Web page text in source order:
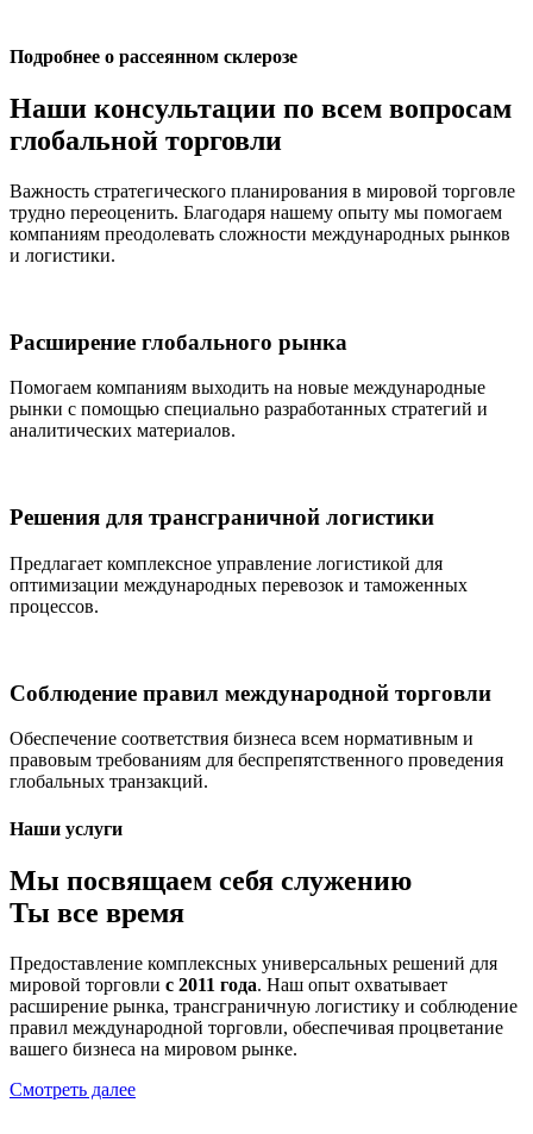
Подробнее о рассеянном склерозе
Наши консультации по всем вопросам
глобальной торговли
Важность стратегического планирования в мировой торговле
трудно переоценить. Благодаря нашему опыту мы помогаем
компаниям преодолевать сложности международных рынков
и логистики.
Расширение глобального рынка
Помогаем компаниям выходить на новые международные
рынки с помощью специально разработанных стратегий и
аналитических материалов.
Решения для трансграничной логистики
Предлагает комплексное управление логистикой для
оптимизации международных перевозок и таможенных
процессов.
Соблюдение правил международной торговли
Обеспечение соответствия бизнеса всем нормативным и
правовым требованиям для беспрепятственного проведения
глобальных транзакций.
Наши услуги
Мы посвящаем себя служению
Ты все время
Предоставление комплексных универсальных решений для
мировой торговли с 2011 года. Наш опыт охватывает
расширение рынка, трансграничную логистику и соблюдение
правил международной торговли, обеспечивая процветание
вашего бизнеса на мировом рынке.
Смотреть далее